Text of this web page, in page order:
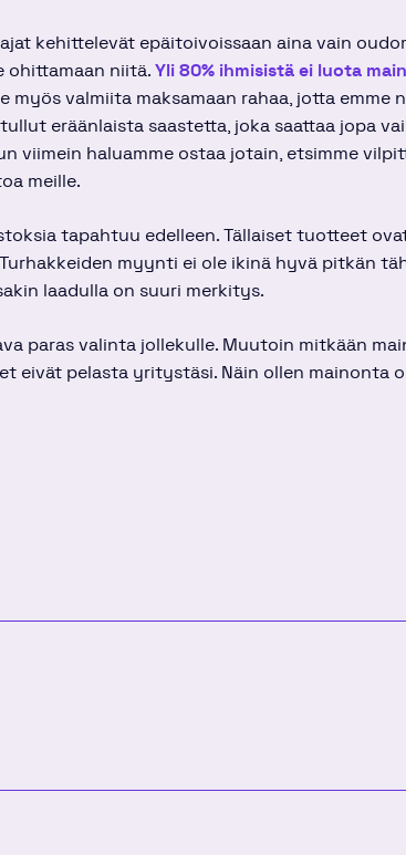
kehittelevät epäitoivoissaan aina vain
ohittamaan niitä.Yli 80% ihmisistä ei luota
myös valmiita maksamaan rahaa, jotta emme
eräänlaista saastetta, joka saattaa jopa
viimein haluamme ostaa jotain, etsimme
meille.
tapahtuu edelleen. Tällaiset tuotteet
myynti ei ole ikinä hyvä pitkän
laadulla on suuri merkitys.
paras valinta jollekulle. Muutoin mitkään
eivät pelasta yritystäsi. Näin ollen mainonta